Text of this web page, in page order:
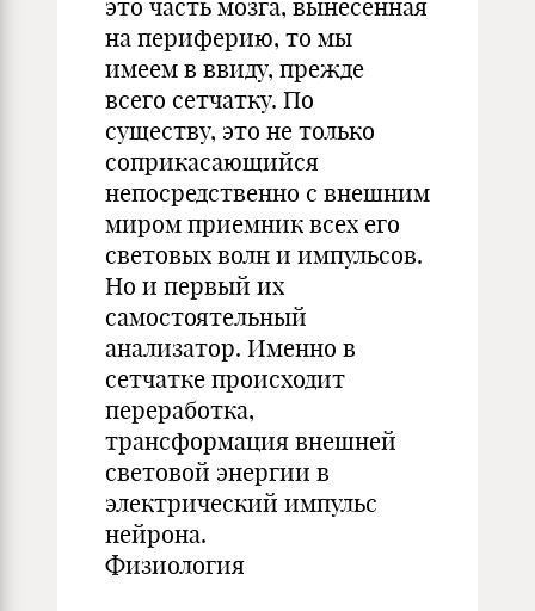
это часть мозга, вынесенная
на периферию, то мы
имеем в ввиду, прежде
всего сетчатку. По
существу, это не только
соприкасающийся
непосредственно с внешним
миром приемник всех его
световых волн и импульсов.
Но и первый их
самостоятельный
анализатор. Именно в
сетчатке происходит
переработка,
трансформация внешней
световой энергии в
электрический импульс
нейрона.
Физиология